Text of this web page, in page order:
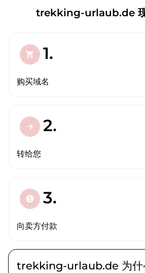
trekking-urlaub.de 现
shopping_cart 1.
购买域名
arrow_forward 2.
转给您
paid 3.
向卖方付款
trekking-urlaub.de 为什